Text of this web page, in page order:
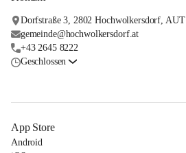
Dorfstraße 3, 2802 Hochwolkersdorf, AUT
gemeinde@hochwolkersdorf.at
+43 2645 8222
Geschlossen
App Store
Android